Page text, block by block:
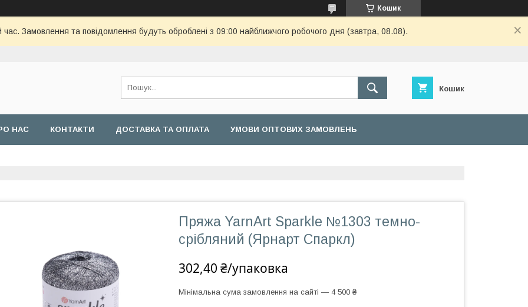
Кошик
час. Замовлення та повідомлення будуть оброблені з 09:00 найближчого робочого дня (завтра, 08.08).
Кошик
НАС КОНТАКТИ ДОСТАВКА ТА ОПЛАТА УМОВИ ОПТОВИХ ЗАМОВЛЕНЬ
Пряжа YarnArt Sparkle №1303 темно-
срібляний (Ярнарт Спаркл)
302,40 ₴/упаковка
Мінімальна сума замовлення на сайті — 4 500 ₴